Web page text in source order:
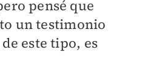
pensé que
un testimonio
este tipo, es